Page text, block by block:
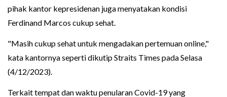
pihak kantor kepresidenan juga menyatakan kondisi
Ferdinand Marcos cukup sehat.
"Masih cukup sehat untuk mengadakan pertemuan online,"
kata kantornya seperti dikutip Straits Times pada Selasa
(4/12/2023).
Terkait tempat dan waktu penularan Covid-19 yang